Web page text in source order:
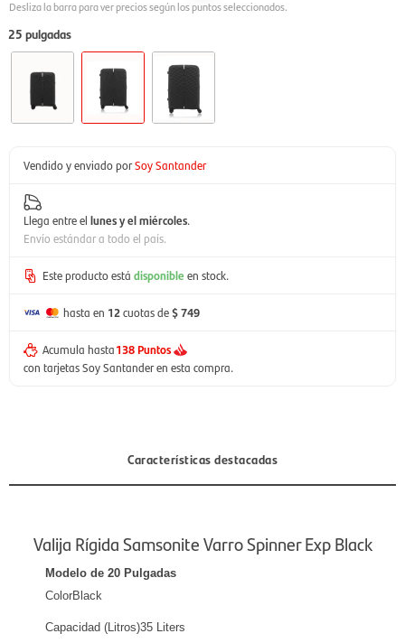
25 pulgadas
Vendido y enviado porSoy Santander
Llega entre el lunes y el miércoles.
Envío estándar a todo el país.
Este producto está disponible en stock.
hasta en 12cuotas de$ 749
Acumula hasta138 Puntos
con tarjetas Soy Santander en esta compra.
Características destacadas
Valija Rígida Samsonite Varro Spinner Exp Black
Modelo de 20 Pulgadas
ColorBlack
Capacidad (Litros)35 Liters